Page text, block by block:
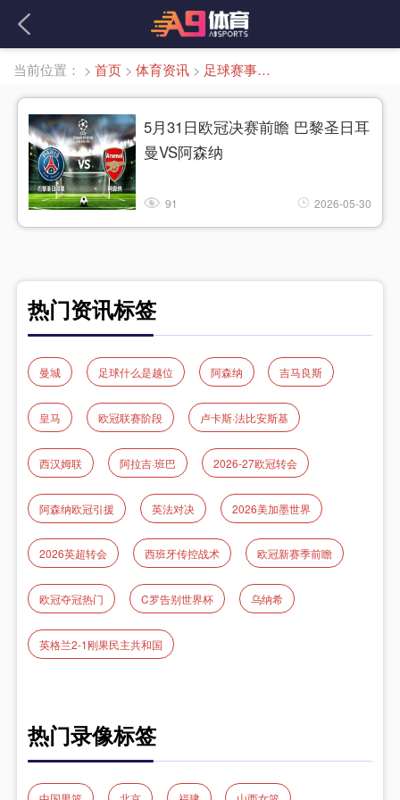
当前位置： > 首页 > 体育资讯 > 足球赛事分析
5月31日欧冠决赛前瞻 巴黎圣日耳
曼VS阿森纳
91 2026-05-30
热门资讯标签
曼城 足球什么是越位 阿森纳 吉马良斯
皇马 欧冠联赛阶段 卢卡斯·法比安斯基
西汉姆联 阿拉吉·班巴 2026-27欧冠转会
阿森纳欧冠引援 英法对决 2026美加墨世界
2026英超转会 西班牙传控战术 欧冠新赛季前瞻
欧冠夺冠热门 C罗告别世界杯 乌纳希
英格兰2-1刚果民主共和国
热门录像标签